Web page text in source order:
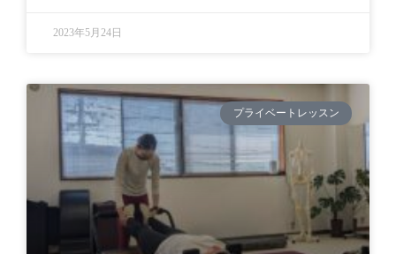
2023年5月24日
プライベートレッスン